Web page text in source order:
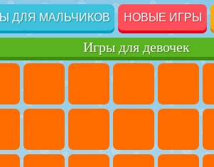
ДЛЯ МАЛЬЧИКОВ НОВЫЕ ИГРЫ
Игры для девочек